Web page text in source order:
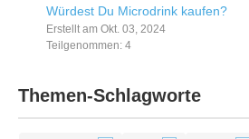
Würdest Du Microdrink kaufen?
Erstellt am Okt. 03, 2024
Teilgenommen: 4
Themen-Schlagworte